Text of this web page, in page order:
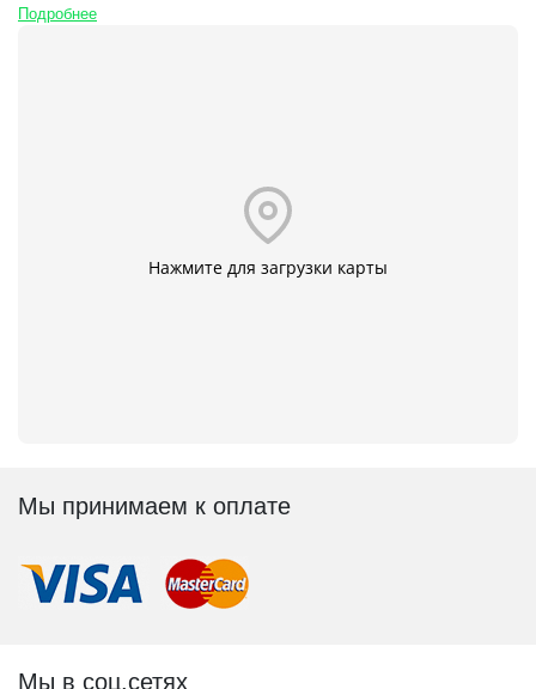
Подробнее
Нажмите для загрузки карты
Мы принимаем к оплате
Мы в соц.сетях